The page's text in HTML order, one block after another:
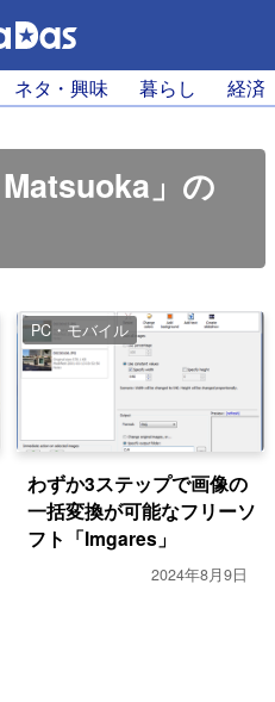
ネタ・興味 暮らし 経済
」の
PC・モバイル
わずか3ステップで画像の
一括変換が可能なフリーソ
フト「Imgares」
2024年8月9日